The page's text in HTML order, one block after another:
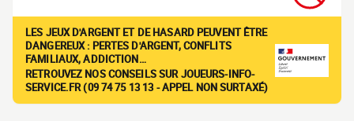
LES JEUX D'ARGENT ET DE HASARD PEUVENT ÊTRE
DANGEREUX : PERTES D'ARGENT, CONFLITS
FAMILIAUX, ADDICTION…
RETROUVEZ NOS CONSEILS SUR JOUEURS-INFO-
SERVICE.FR (09 74 75 13 13 - APPEL NON SURTAXÉ)